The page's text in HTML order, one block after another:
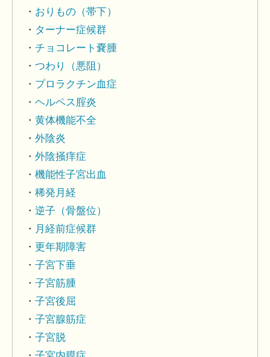
おりもの（帯下）
ターナー症候群
チョコレート嚢腫
つわり（悪阻）
プロラクチン血症
ヘルペス腟炎
黄体機能不全
外陰炎
外陰掻痒症
機能性子宮出血
稀発月経
逆子（骨盤位）
月経前症候群
更年期障害
子宮下垂
子宮筋腫
子宮後屈
子宮腺筋症
子宮脱